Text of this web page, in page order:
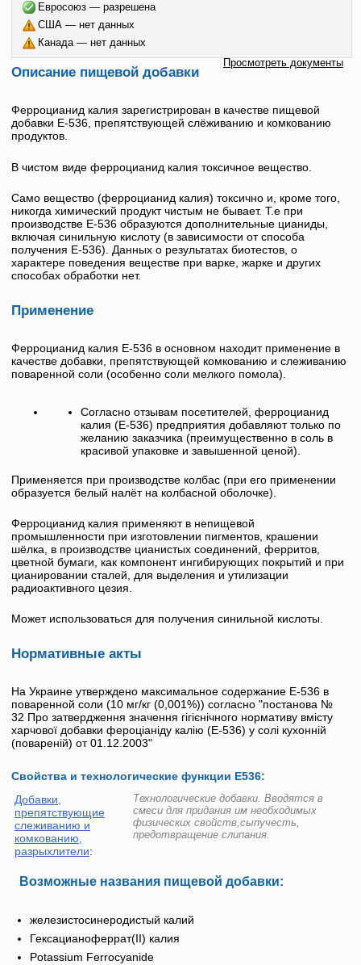
Евросоюз — разрешена
США — нет данных
Канада — нет данных
Просмотреть документы
Описание пищевой добавки
Ферроцианид калия зарегистрирован в качестве пищевой
добавки E-536, препятствующей слёживанию и комкованию
продуктов.
В чистом виде ферроцианид калия токсичное вещество.
Само вещество (ферроцианид калия) токсично и, кроме того,
никогда химический продукт чистым не бывает. Т.е при
производстве Е-536 образуются дополнительные цианиды,
включая синильную кислоту (в зависимости от способа
получения E-536). Данных о результатах биотестов, о
характере поведения веществе при варке, жарке и других
способах обработки нет.
Применение
Ферроцианид калия Е-536 в основном находит применение в
качестве добавки, препятствующей комкованию и слеживанию
поваренной соли (особенно соли мелкого помола).
Согласно отзывам посетителей, ферроцианид
калия (Е-536) предприятия добавляют только по
желанию заказчика (преимущественно в соль в
красивой упаковке и завышенной ценой).
Применяется при производстве колбас (при его применении
образуется белый налёт на колбасной оболочке).
Ферроцианид калия применяют в непищевой
промышленности при изготовлении пигментов, крашении
шёлка, в производстве цианистых соединений, ферритов,
цветной бумаги, как компонент ингибирующих покрытий и при
цианировании сталей, для выделения и утилизации
радиоактивного цезия.
Может использоваться для получения синильной кислоты.
Нормативные акты
На Украине утверждено максимальное содержание Е-536 в
поваренной соли (10 мг/кг (0,001%)) согласно "постанова №
32 Про затвердження значення гігієнічного нормативу вмісту
харчової добавки фероціаніду калію (Е-536) у солі кухонній
(повареній) от 01.12.2003"
Свойства и технологические функции Е536:
Добавки,
препятствующие
слеживанию и
комкованию,
разрыхлители:
Технологические добавки. Вводятся в
смеси для придания им необходимых
физических свойств,сыпучесть,
предотвращение слипания.
Возможные названия пищевой добавки:
железистосинеродистый калий
Гексацианоферрат(II) калия
Potassium Ferrocyanide